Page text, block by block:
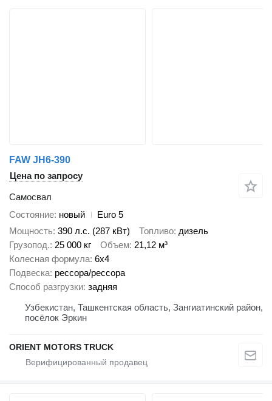
FAW JH6-390
Цена по запросу
Самосвал
Состояние новый
Euro 5
Мощность 390 л.с. (287 кВт) Топливо дизель
Грузопод. 25 000 кг Объем 21,12 м³
Колесная формула 6x4
Подвеска рессора/рессора
Способ разгрузки задняя
Узбекистан, Ташкентская область, Зангиатинский район,
посёлок Эркин
ORIENT MOTORS TRUCK